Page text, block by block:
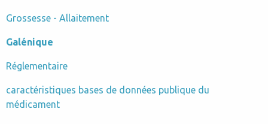
Grossesse - Allaitement
Galénique
Réglementaire
caractéristiques bases de données publique du
médicament